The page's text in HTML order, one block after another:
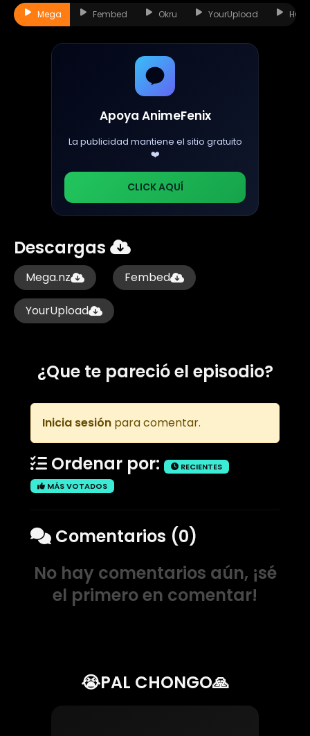
Mega Fembed Okru YourUpload HQQ
Apoya AnimeFenix
La publicidad mantiene el sitio gratuito
❤️
CLICK AQUÍ
Descargas
Mega.nz Fembed
YourUpload
¿Que te pareció el episodio?
Inicia sesión para comentar.
Ordenar por:
RECIENTES
MÁS VOTADOS
Comentarios (0)
No hay comentarios aún, ¡sé
el primero en comentar!
😭PAL CHONGO🙏